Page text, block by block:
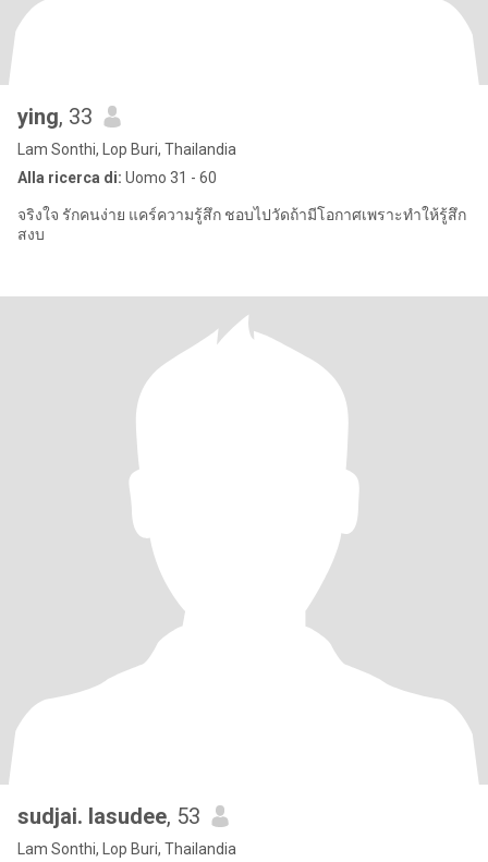
ying, 33
Lam Sonthi, Lop Buri, Thailandia
Alla ricerca di: Uomo 31 - 60
จริงใจ รักคนง่าย แคร์ความรู้สึก ชอบไปวัดถ้ามีโอกาศเพราะทำให้รู้สึก
สงบ
sudjai. lasudee, 53
Lam Sonthi, Lop Buri, Thailandia